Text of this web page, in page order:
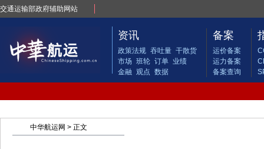
交通运输部政府辅助网站
资讯
政策法规 吞吐量 干散货
市场 班轮 订单 业绩
金融 观点 数据
备案
运价备案
运力备案
备案查询
中华航运网 > 正文